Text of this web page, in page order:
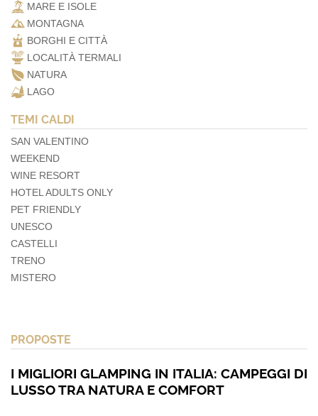
MARE E ISOLE
MONTAGNA
BORGHI E CITTÀ
LOCALITÀ TERMALI
NATURA
LAGO
TEMI CALDI
SAN VALENTINO
WEEKEND
WINE RESORT
HOTEL ADULTS ONLY
PET FRIENDLY
UNESCO
CASTELLI
TRENO
MISTERO
PROPOSTE
I MIGLIORI GLAMPING IN ITALIA: CAMPEGGI DI
LUSSO TRA NATURA E COMFORT